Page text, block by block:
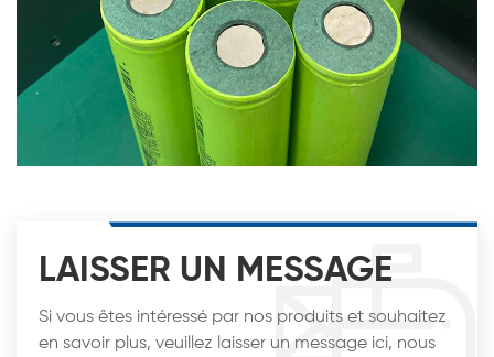
LAISSER UN MESSAGE
Si vous êtes intéressé par nos produits et souhaitez
en savoir plus, veuillez laisser un message ici, nous